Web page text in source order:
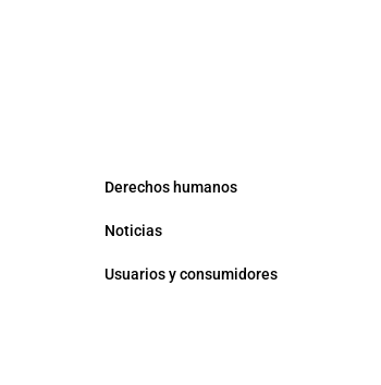
Derechos humanos
Noticias
Usuarios y consumidores